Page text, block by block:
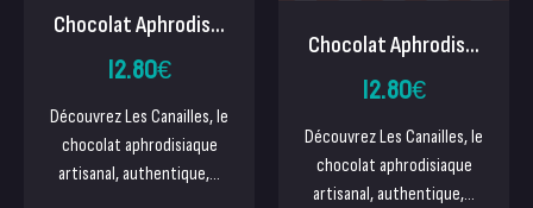
Chocolat Aphrodis...
12.80€
Découvrez Les Canailles, le
chocolat aphrodisiaque
artisanal, authentique,...
Chocolat Aphrodis...
12.80€
Découvrez Les Canailles, le
chocolat aphrodisiaque
artisanal, authentique,...